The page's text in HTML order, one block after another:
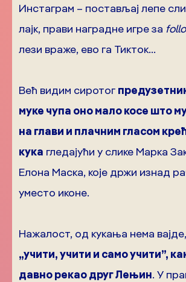
Инстаграм – постављај лепе
лајк, прави наградне игре за
лези враже, ево га Тикток…
Већ видим сиротог
муке чупа оно мало косе што
на глави и плачним гласом
кука гледајући у слике Марка
Елона Маска, које држи изнад
уместо иконе.
Нажалост, од кукања нема вајде,
„учити, учити и само учити”,
давно рекао друг Лењин. У